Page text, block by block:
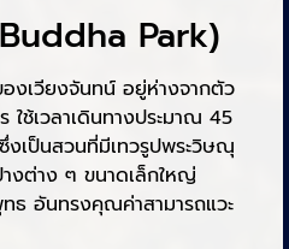
Park)
งเวียงจันทน์ อยู่ห่างจากตัว
ใช้เวลาเดินทางประมาณ 45
งเป็นสวนที่มีเทวรูปพระวิษณุ
งต่าง ๆ ขนาดเล็กใหญ่
ทธ อันทรงคุณค่าสามารถแวะ